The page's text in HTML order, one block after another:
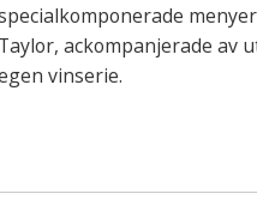
Taylor, ackompanjerade av
vinserie.